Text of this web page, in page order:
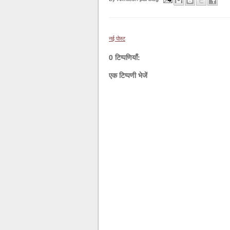
नई पोस्ट
0 टिप्पणियाँ:
एक टिप्पणी भेजें